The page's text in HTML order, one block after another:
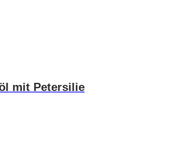
mit Petersilie